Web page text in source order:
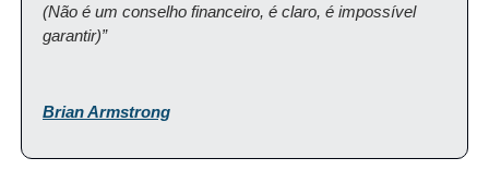
(Não é um conselho financeiro, é claro, é impossível
garantir)”
Brian Armstrong